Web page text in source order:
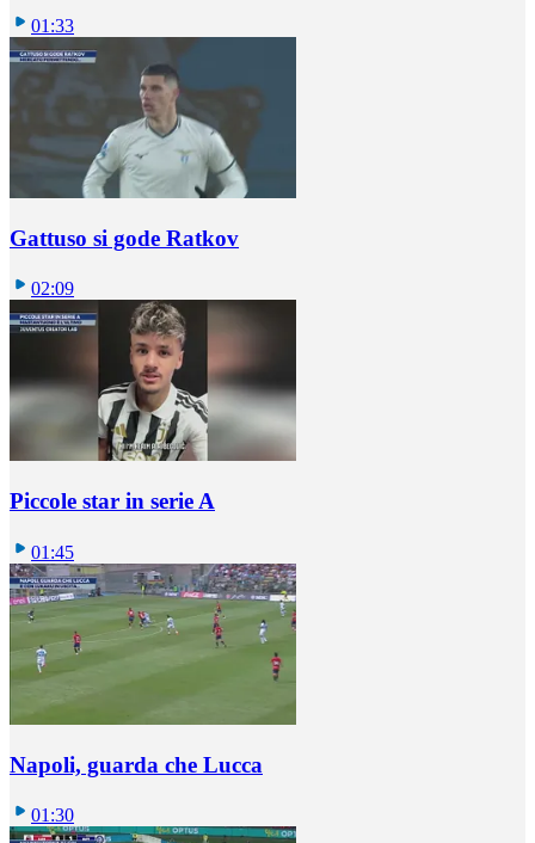
01:33
Gattuso si gode Ratkov
02:09
Piccole star in serie A
01:45
Napoli, guarda che Lucca
01:30